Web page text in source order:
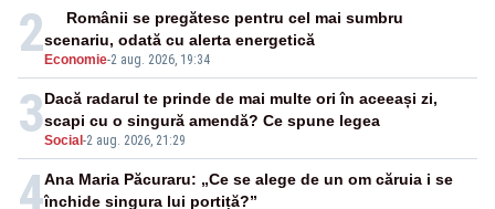
2 Economie-2 aug. 2026, 19:34
Românii se pregătesc pentru cel mai sumbru
scenariu, odată cu alerta energetică
3Social -2 aug. 2026, 21:29
Dacă radarul te prinde de mai multe ori în aceeași zi,
scapi cu o singură amendă? Ce spune legea
4Ana Maria Păcuraru: „Ce se alege de un om căruia i se
închide singura lui portiță?”